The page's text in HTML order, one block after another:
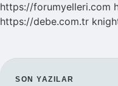
https://forumyelleri.com
https://debe.com.tr
SON YAZILAR